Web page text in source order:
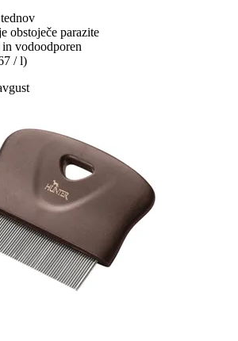
obstoječe parazite
vodoodporen
/ l)